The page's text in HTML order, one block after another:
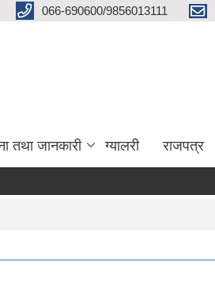
066-690600/9856013111
तथा जानकारी ग्यालरी राजपत्र